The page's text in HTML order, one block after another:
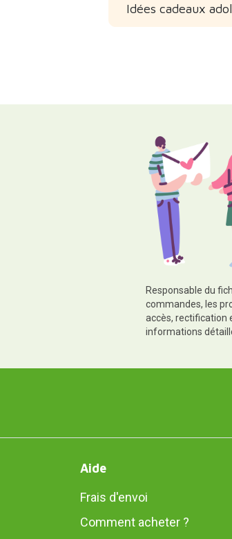
Idées cadeaux
Responsable du
commandes, les
accès, rectification
informations
Aide
Frais d'envoi
Comment acheter ?